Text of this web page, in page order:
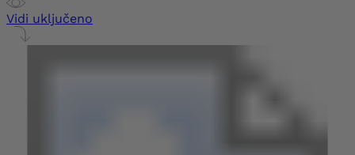
Vidi uključeno